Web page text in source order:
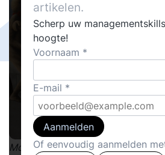
Mooi woord, vind je niet? Als je
artikelen.
Scherp uw
hoogte!
Voornaam
E-mail
Aanmelden
Of eenvoudig aanmelden